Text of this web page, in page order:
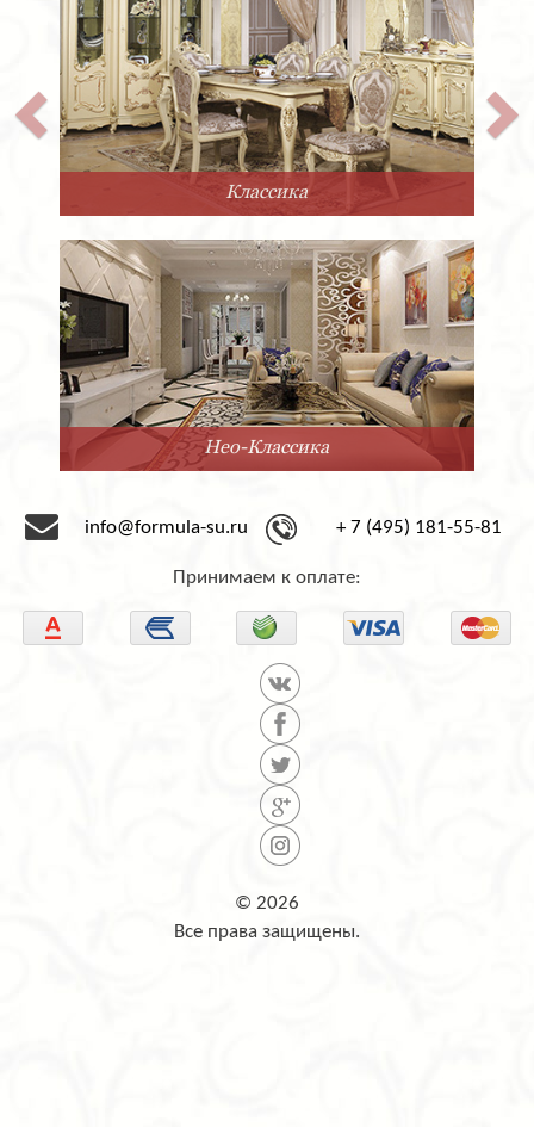
Классика
Нео-Классика
info@formula-su.ru + 7 (495) 181-55-81
Принимаем к оплате:
© 2026
Все права защищены.